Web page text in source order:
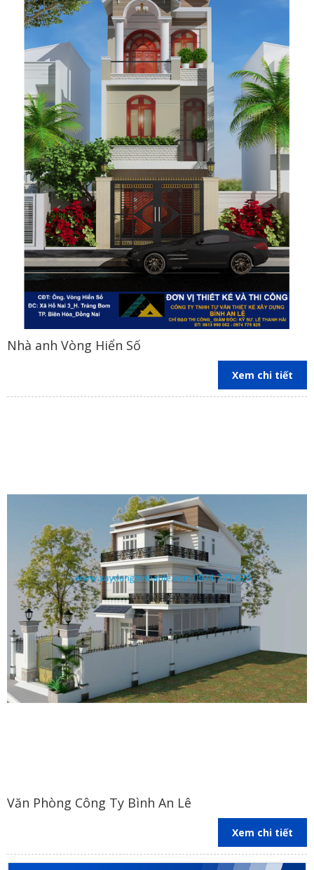
Nhà anh Vòng Hiển Số
Xem chi tiết
Văn Phòng Công Ty Bình An Lê
Xem chi tiết